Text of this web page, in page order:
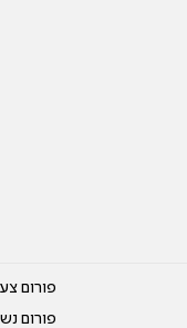
פורום
פורום